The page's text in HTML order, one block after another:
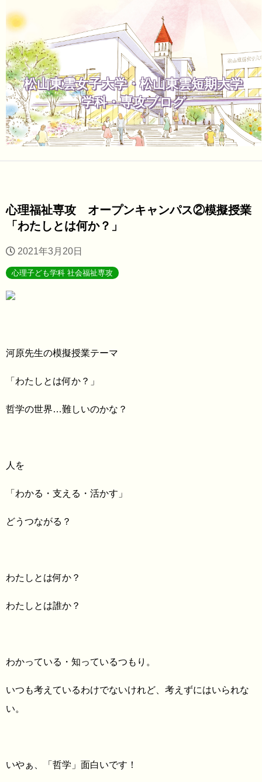
松山東雲女子大学・松山東雲短期大学
学科・専攻ブログ
心理福祉専攻 オープンキャンパス②模擬授業
「わたしとは何か？」
2021年3月20日
心理子ども学科 社会福祉専攻
河原先生の模擬授業テーマ
「わたしとは何か？」
哲学の世界…難しいのかな？
人を
「わかる・支える・活かす」
どうつながる？
わたしとは何か？
わたしとは誰か？
わかっている・知っているつもり。
いつも考えているわけでないけれど、考えずにはいられな
い。
いやぁ、「哲学」面白いです！